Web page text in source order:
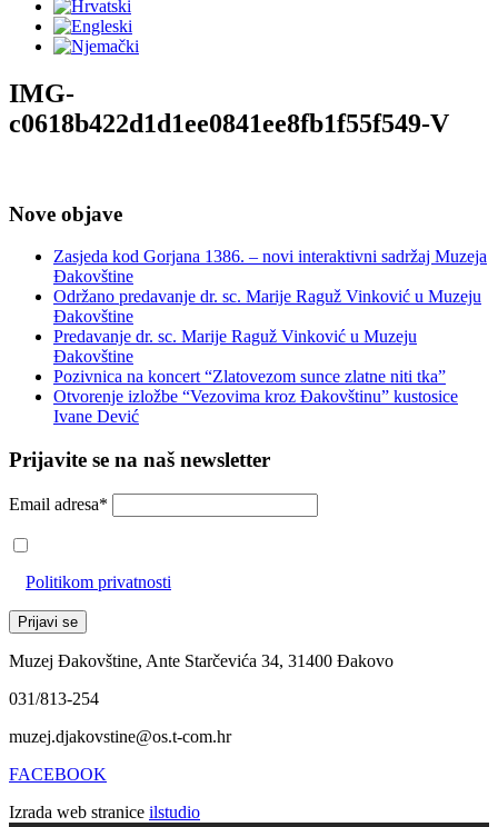
IMG-
c0618b422d1d1ee0841ee8fb1f55f549-V
Nove objave
Zasjeda kod Gorjana 1386. – novi interaktivni sadržaj Muzeja
Đakovštine
Održano predavanje dr. sc. Marije Raguž Vinković u Muzeju
Đakovštine
Predavanje dr. sc. Marije Raguž Vinković u Muzeju
Đakovštine
Pozivnica na koncert “Zlatovezom sunce zlatne niti tka”
Otvorenje izložbe “Vezovima kroz Đakovštinu” kustosice
Ivane Dević
Prijavite se na naš newsletter
Email adresa*
Politikom privatnosti
Muzej Đakovštine, Ante Starčevića 34, 31400 Đakovo
031/813-254
muzej.djakovstine@os.t-com.hr
FACEBOOK
Izrada web stranice ilstudio